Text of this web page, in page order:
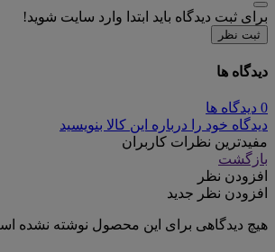
برای ثبت دیدگاه باید ابتدا وارد سایت شوید!
ثبت نظر
دیدگاه ها
0 دیدگاه ها
دیدگاه خود را درباره این کالا بنویسید
مفیدترین نظرات کاربران
بازگشت
افزودن نظر
افزودن نظر جدید
هیچ دیدگاهی برای این محصول نوشته نشده